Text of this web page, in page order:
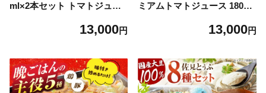
ml×2本セット トマトジュー
ト トマト100％ とまとジュー
[AWAI001]
13,000円
ミアムトマトジュース 180ml
産 トマト 完熟トマト トマト
町 / 美濃白川麦飯石 [AWAI00
2]
13,000円